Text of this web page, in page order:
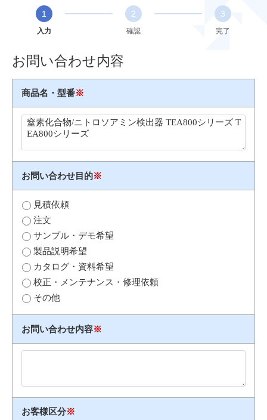
1
入力
2
確認
3
完了
お問い合わせ内容
商品名・型番※
お問い合わせ目的※
見積依頼
注文
サンプル・デモ希望
製品説明希望
カタログ・資料希望
校正・メンテナンス・修理依頼
その他
お問い合わせ内容※
お客様区分※